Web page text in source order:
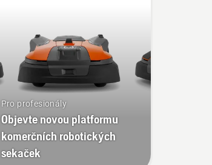
Pro profesionály
Objevte novou platformu
komerčních robotických
sekaček